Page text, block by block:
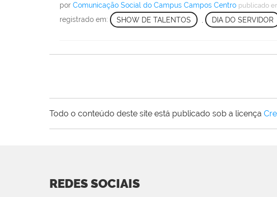
porComunicação Social do Campus Campos Centro publicado
registrado em: SHOW DE TALENTOS DIA DO SERVIDOR
Todo o conteúdo deste site está publicado sob a licença
REDES SOCIAIS